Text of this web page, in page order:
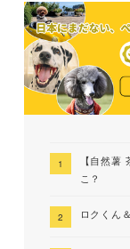
【自然
こ？
ロクくん